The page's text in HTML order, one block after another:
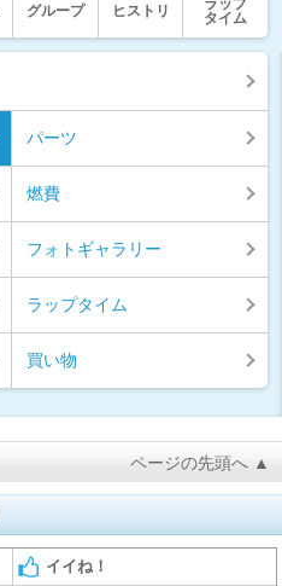
グループ ヒストリ
ラップ
タイム
パーツ
燃費
フォトギャラリー
ラップタイム
買い物
ページの先頭へ ▲
イイね！